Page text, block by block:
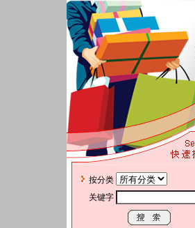
按分类
关键字